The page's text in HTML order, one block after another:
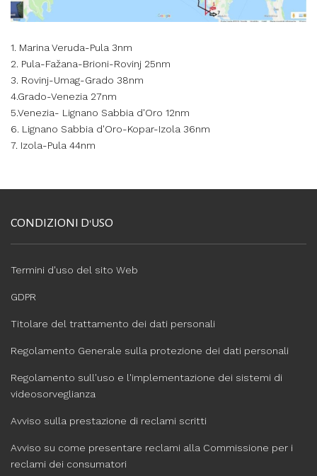
1. Marina Veruda-Pula 3nm
2. Pula-Fažana-Brioni-Rovinj 25nm
3. Rovinj-Umag-Grado 38nm
4.Grado-Venezia 27nm
5.Venezia- Lignano Sabbia d'Oro 12nm
6. Lignano Sabbia d'Oro-Kopar-Izola 36nm
7. Izola-Pula 44nm
CONDIZIONI D'USO
Termini d'uso del sito Web
GDPR
Titolare del trattamento dei dati personali
Regolamento Generale sulla protezione dei dati personali
Regolamento sull'uso e l'implementazione dei sistemi di
videosorveglianza
Avviso sulla prestazione di reclami scritti
Avviso su come presentare reclami alla Commissione per i
reclami dei consumatori